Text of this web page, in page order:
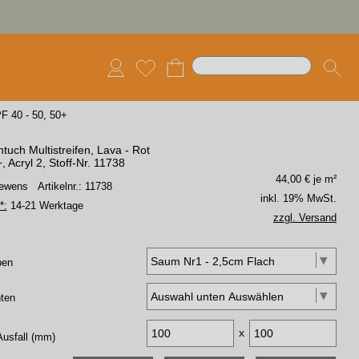
40 - 50, 50+
Multistreifen, Lava - Rot
Acryl 2, Stoff-Nr. 11738
Artikelnr.: 11738
14-21 Werktage
44,00 € je m²
inkl. 19% MwSt.
zzgl. Versand
(mm) x